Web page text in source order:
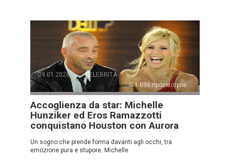
09.01.2026
CELEBRITÀ
1.036 просмотров
Accoglienza da star: Michelle
Hunziker ed Eros Ramazzotti
conquistano Houston con Aurora
Un sogno che prende forma davanti agli occhi, tra
emozione pura e stupore. Michelle